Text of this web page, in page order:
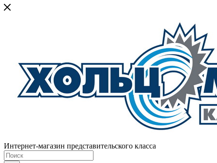
Интернет-магазин представительского класса